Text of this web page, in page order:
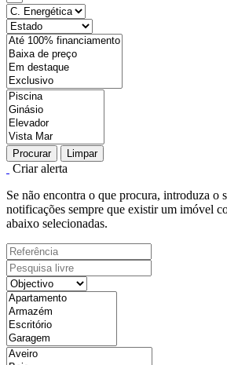
Procurar Limpar
Criar alerta
Se não encontra o que procura, introduza o
notificações sempre que existir um imóvel
abaixo selecionadas.